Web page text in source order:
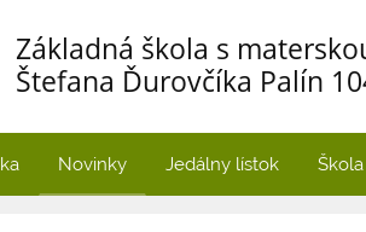
Základná škola s
Štefana Ďurovčíka Palín
Novinky Jedálny lístok Škola